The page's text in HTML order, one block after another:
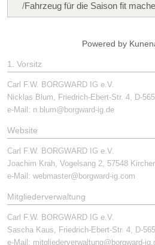
Fahrzeug für die Saison fit
Powered by
1. Vorsitz
Carl F.W. BORGWARD IG e.V.
Nicklas Blum, Friedrich-Ebert-Str. 4, D-
e-Mail: n.blum@borgward-ig.de
Website
Carl F.W. BORGWARD IG e.V.
Joachim Krah, Vogelsang 2, 57548
e-Mail: webmaster@borgward-ig.com
Mitgliederverwaltung
Carl F.W. BORGWARD IG e.V.
Sascha Kaus, Friedrich-Ebert-Str. 4, D-
e-Mail: mitgliederverwaltung@borgward-